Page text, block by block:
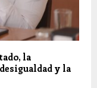
la
y la